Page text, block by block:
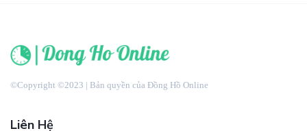
©Copyright ©2023 | Bản quyền của Đồng Hồ Online
Liên Hệ